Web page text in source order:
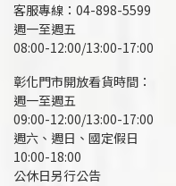
客服專線：04-898-5599
週一至週五
08:00-12:00/13:00-17:00
彰化門市開放看貨時間：
週一至週五
09:00-12:00/13:00-17:00
週六、週日、國定假日
10:00-18:00
公休日另行公告